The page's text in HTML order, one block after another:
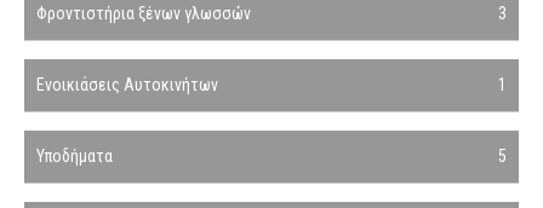
Φροντιστήρια ξένων γλωσσών 3
Ενοικιάσεις Αυτοκινήτων 1
Υποδήματα 5